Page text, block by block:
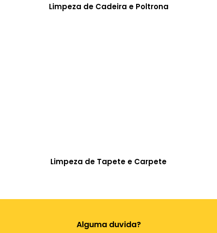
Limpeza de Cadeira e Poltrona
Limpeza de Tapete e Carpete
Alguma duvida?